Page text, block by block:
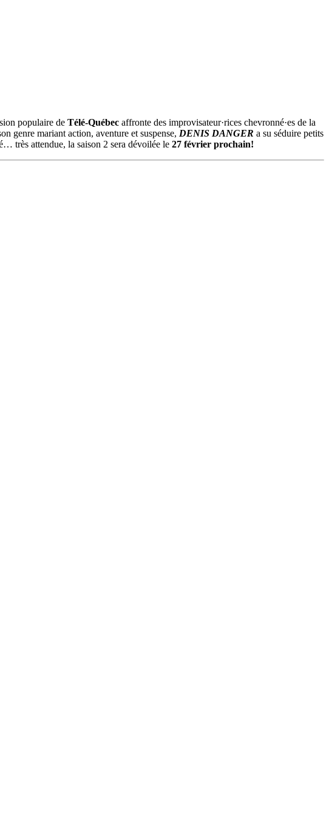
populaire de Télé-Québecaffronte des improvisateur·rices chevronné·es de la
genre mariant action, aventure et suspense, DENIS DANGER a su séduire petits
très attendue, la saison 2 sera dévoilée le 27 février prochain!